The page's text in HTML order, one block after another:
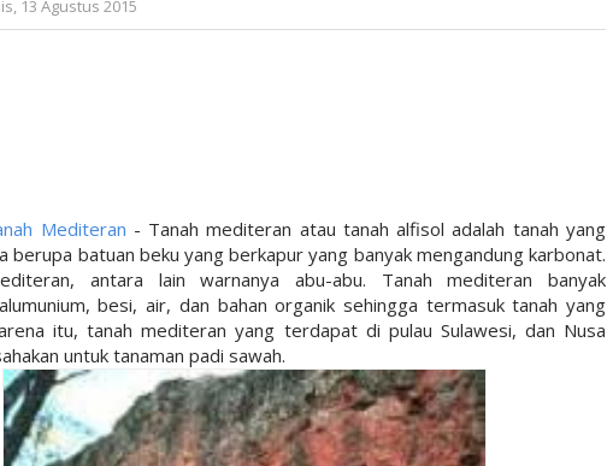
13 Agustus 2015
Mediteran - Tanah mediteran atau tanah alfisol adalah tanah yang
berupa batuan beku yang berkapur yang banyak mengandung karbonat.
antara lain warnanya abu-abu. Tanah mediteran banyak
besi, air, dan bahan organik sehingga termasuk tanah yang
itu, tanah mediteran yang terdapat di pulau Sulawesi, dan Nusa
untuk tanaman padi sawah.